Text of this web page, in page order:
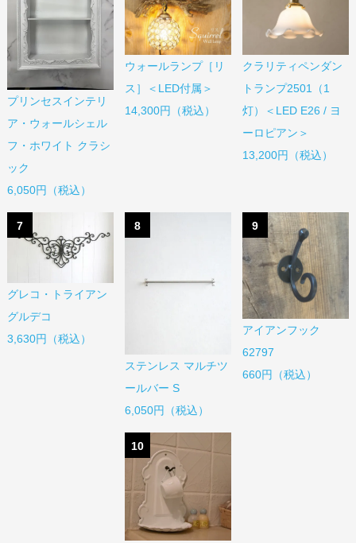
プリンセスインテリ
ア・ウォールシェル
フ・ホワイト クラシ
ック
6,050円（税込）
ウォールランプ［リ
ス］＜LED付属＞
14,300円（税込）
クラリティペンダン
トランプ2501（1
灯）＜LED E26 / ヨ
ーロピアン＞
13,200円（税込）
7
グレコ・トライアン
グルデコ
3,630円（税込）
8
ステンレス マルチツ
ールバー S
6,050円（税込）
9
アイアンフック
62797
660円（税込）
10